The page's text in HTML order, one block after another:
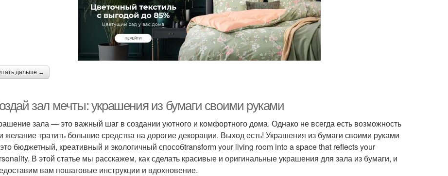
дальше →
зал мечты: украшения из бумаги своими руками
зала — это важный шаг в создании уютного и комфортного дома. Однако не всегда есть возможность
желание тратить большие средства на дорогие декорации. Выход есть! Украшения из бумаги своими руками
бюджетный, креативный и экологичный способtransform your living room into a space that reflects your
В этой статье мы расскажем, как сделать красивые и оригинальные украшения для зала из бумаги, и
вам пошаговые инструкции и вдохновение.